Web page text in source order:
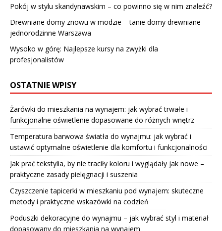
Pokój w stylu skandynawskim – co powinno się w nim znaleźć?
Drewniane domy znowu w modzie – tanie domy drewniane
jednorodzinne Warszawa
Wysoko w górę: Najlepsze kursy na zwyżki dla
profesjonalistów
OSTATNIE WPISY
Żarówki do mieszkania na wynajem: jak wybrać trwałe i
funkcjonalne oświetlenie dopasowane do różnych wnętrz
Temperatura barwowa światła do wynajmu: jak wybrać i
ustawić optymalne oświetlenie dla komfortu i funkcjonalności
Jak prać tekstylia, by nie traciły koloru i wyglądały jak nowe –
praktyczne zasady pielęgnacji i suszenia
Czyszczenie tapicerki w mieszkaniu pod wynajem: skuteczne
metody i praktyczne wskazówki na codzień
Poduszki dekoracyjne do wynajmu – jak wybrać styl i materiał
dopasowany do mieszkania na wynajem